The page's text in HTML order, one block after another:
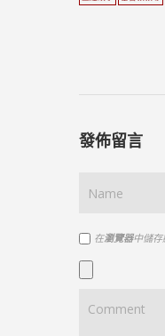
發佈留言
在瀏覽器中儲存